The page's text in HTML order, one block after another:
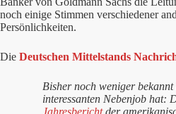
noch einige Stimmen verschiedener
Persönlichkeiten.
Die Deutschen Mittelstands
Bisher noch weniger
interessanten Nebenjob hat:
Jahresberichtder